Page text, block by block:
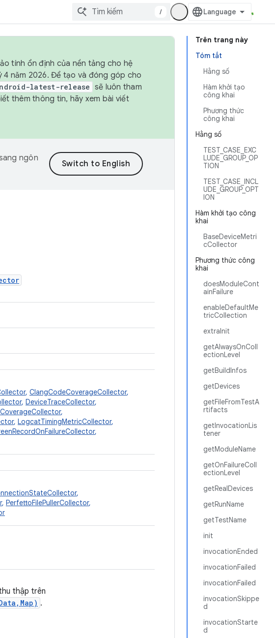
/
Trên trang này
Tóm tắt
Hằng số
Hàm khởi tạo
công khai
Phương thức
công khai
Hằng số
TEST_CASE_EXC
LUDE_GROUP_OP
TION
TEST_CASE_INCL
UDE_GROUP_OPT
ION
Hàm khởi tạo công
khai
BaseDeviceMetri
cCollector
Phương thức công
khai
doesModuleCont
ainFailure
enableDefaultMe
tricCollection
extraInit
getAlwaysOnColl
ectionLevel
getBuildInfos
getDevices
getFileFromTestA
rtifacts
getInvocationLis
tener
getModuleName
getOnFailureColl
ectionLevel
getRealDevices
getRunName
getTestName
init
invocationEnded
invocationFailed
invocationFailed
invocationSkippe
d
invocationStarte
d
tính ổn định của nền tảng cho hệ
4 năm 2026. Để tạo và đóng góp cho
latest-release sẽ luôn tham
thêm thông tin, hãy xem bài viết
ngôn
, ClangCodeCoverageCollector,
, DeviceTraceCollector,
,
, LogcatTimingMetricCollector,
,
,
, PerfettoFilePullerCollector,
thập trên
.